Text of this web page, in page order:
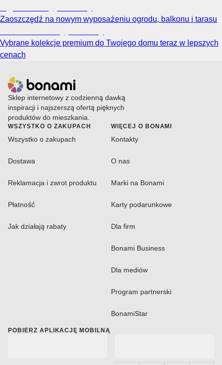
Zaoszczędź na nowym wyposażeniu ogrodu, balkonu i tarasu
Vybrane kolekcje premium do Twojego domu teraz w lepszych
cenach
Sklep internetowy z codzienną dawką
inspiracji i najszerszą ofertą pięknych
produktów do mieszkania.
WSZYSTKO O ZAKUPACH
Wszystko o zakupach
Dostawa
Reklamacja i zwrot produktu
Płatność
Jak działają rabaty
WIĘCEJ O BONAMI
Kontakty
O nas
Marki na Bonami
Karty podarunkowe
Dla firm
Bonami Business
Dla mediów
Program partnerski
BonamiStar
POBIERZ APLIKACJĘ MOBILNĄ